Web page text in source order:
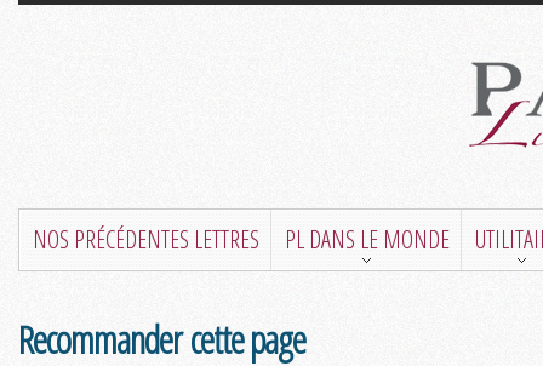
NOS PRÉCÉDENTES LETTRES PL DANS LE MONDE
Recommander cette page